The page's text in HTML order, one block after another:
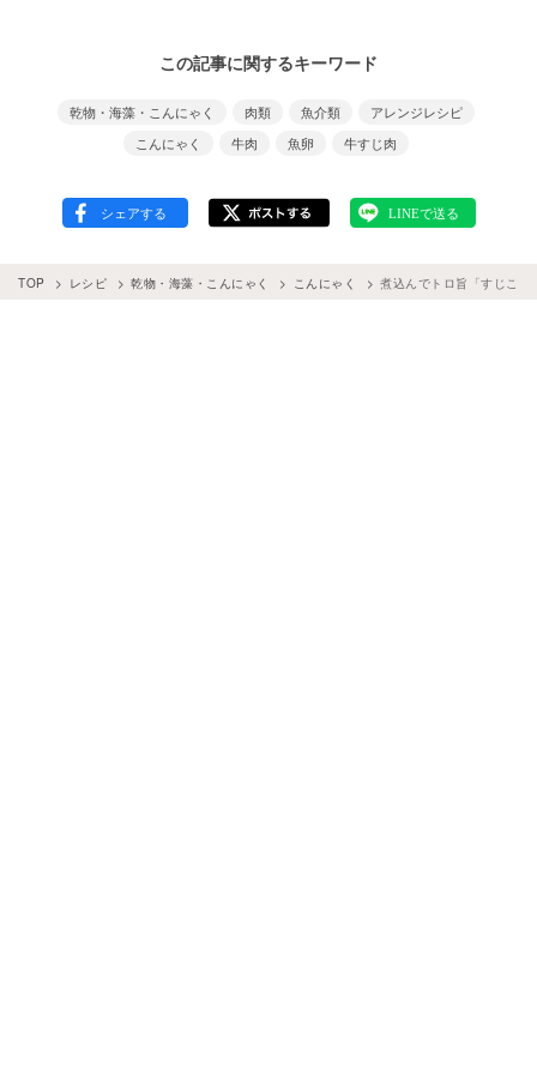
この記事に関するキーワード
乾物・海藻・こんにゃく 肉類 魚介類
アレンジレシピ
こんにゃく
牛肉 魚卵 牛すじ肉
TOP レシピ 乾物・海藻・こんにゃく こんにゃく 煮込んでトロ旨「すじこ